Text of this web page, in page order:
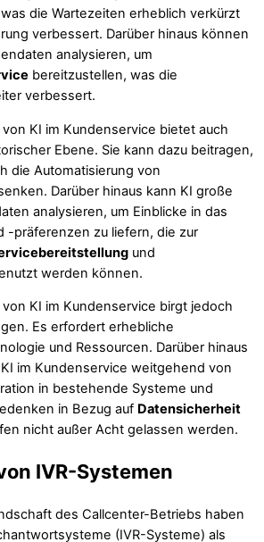
die Wartezeiten erheblich verkürzt
verbessert. Darüber hinaus können
analysieren, um
bereitzustellen, was die
verbessert.
KI im Kundenservice bietet auch
Ebene. Sie kann dazu beitragen,
die Automatisierung von
Darüber hinaus kann KI große
analysieren, um Einblicke in das
-präferenzen zu liefern, die zur
und
werden können.
KI im Kundenservice birgt jedoch
Es erfordert erhebliche
und Ressourcen. Darüber hinaus
im Kundenservice weitgehend von
in bestehende Systeme und
in Bezug auf Datensicherheit
nicht außer Acht gelassen werden.
IVR-Systemen
des Callcenter-Betriebs haben
(IVR-Systeme) als